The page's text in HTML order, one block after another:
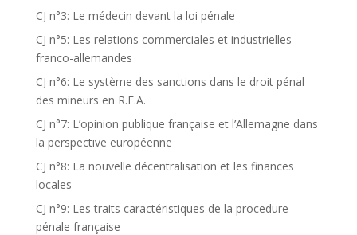
CJ n°3: Le médecin devant la loi pénale
CJ n°5: Les relations commerciales et industrielles
franco-allemandes
CJ n°6: Le système des sanctions dans le droit pénal
des mineurs en R.F.A.
CJ n°7: L’opinion publique française et l’Allemagne dans
la perspective européenne
CJ n°8: La nouvelle décentralisation et les finances
locales
CJ n°9: Les traits caractéristiques de la procedure
pénale française